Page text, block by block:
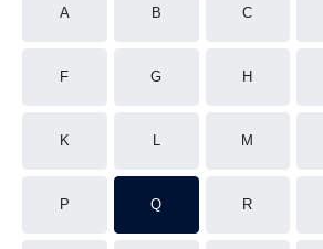
A B C
F G H
K L M
P Q R